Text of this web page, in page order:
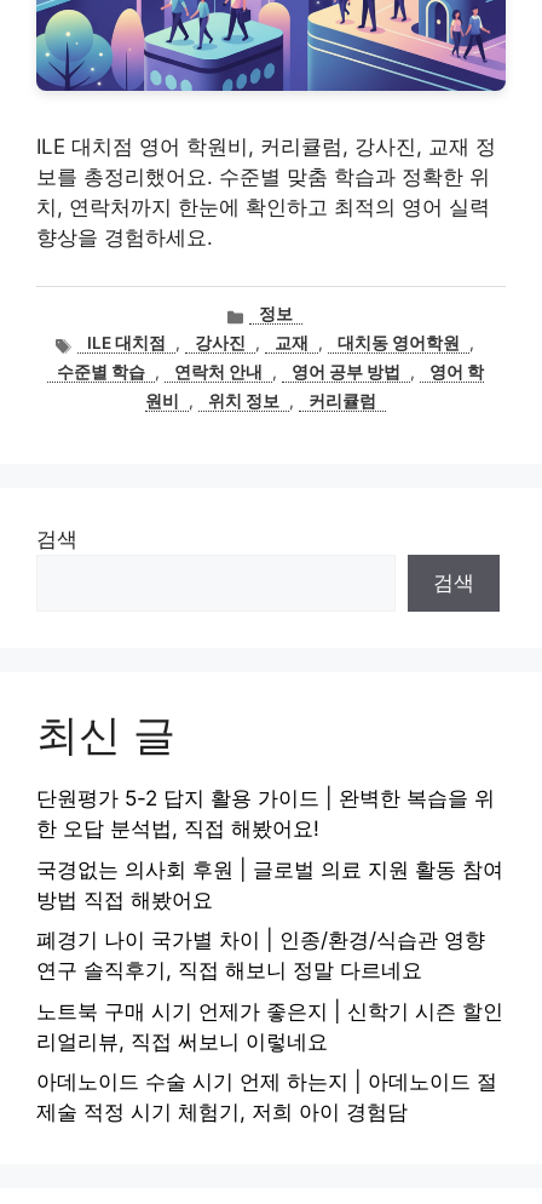
ILE 대치점 영어 학원비, 커리큘럼, 강사진, 교재 정
보를 총정리했어요. 수준별 맞춤 학습과 정확한 위
치, 연락처까지 한눈에 확인하고 최적의 영어 실력
향상을 경험하세요.
카
고
리
정보
태
그
ILE 대치점 , 강사진 , 교재 , 대치동 영어학원
,
수준별 학습 , 연락처 안내 , 영어 공부 방법 ,
영어 학
원비
, 위치 정보 , 커리큘럼
검색
검색
최신 글
단원평가 5-2 답지 활용 가이드 | 완벽한 복습을 위
한 오답 분석법, 직접 해봤어요!
국경없는 의사회 후원 | 글로벌 의료 지원 활동 참여
방법 직접 해봤어요
폐경기 나이 국가별 차이 | 인종/환경/식습관 영향
연구 솔직후기, 직접 해보니 정말 다르네요
노트북 구매 시기 언제가 좋은지 | 신학기 시즌 할인
리얼리뷰, 직접 써보니 이렇네요
아데노이드 수술 시기 언제 하는지 | 아데노이드 절
제술 적정 시기 체험기, 저희 아이 경험담